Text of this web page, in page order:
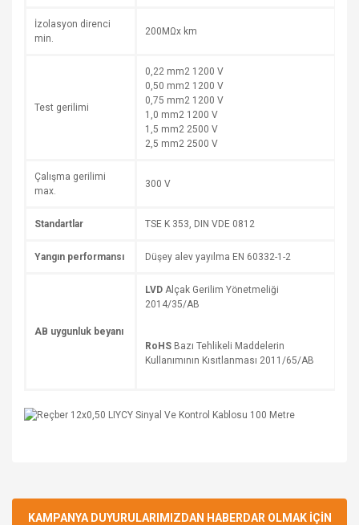
İzolasyon direnci
min.
200MΩx km
Test gerilimi
0,22 mm2 1200 V
0,50 mm2 1200 V
0,75 mm2 1200 V
1,0 mm2 1200 V
1,5 mm2 2500 V
2,5 mm2 2500 V
Çalışma gerilimi
max.
300 V
Standartlar TSE K 353, DIN VDE 0812
Yangın performansı Düşey alev yayılma EN 60332-1-2
AB uygunluk beyanı
LVD Alçak Gerilim Yönetmeliği
2014/35/AB
RoHS Bazı Tehlikeli Maddelerin
Kullanımının Kısıtlanması 2011/65/AB
KAMPANYA DUYURULARIMIZDAN HABERDAR OLMAK İÇİN